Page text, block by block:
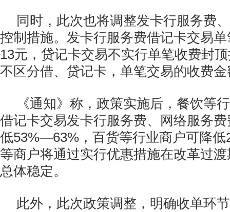
同时，此次也将调整发卡行服务费
控制措施。发卡行服务费借记卡交易
13元，贷记卡交易不实行单笔收费封
不区分借、贷记卡，单笔交易的收费
《通知》称，政策实施后，餐饮等
借记卡交易发卡行服务费、网络服务
低53%—63%，百货等行业商户可降
等商户将通过实行优惠措施在改革过
总体稳定。
此外，此次政策调整，明确收单环